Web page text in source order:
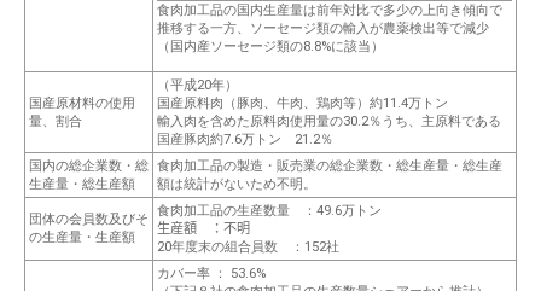
食肉加工品の国内生産量は前年対比で多少の上向き傾向で
推移する一方、ソーセージ類の輸入が農薬検出等で減少
（国内産ソーセージ類の8.8%に該当）
国産原材料の使用
量、割合
（平成20年）
国産原料肉（豚肉、牛肉、鶏肉等）約11.4万トン
輸入肉を含めた原料肉使用量の30.2％ うち、主原料である
国産豚肉約7.6万トン 21.2％
国内の総企業数・総
生産量・総生産額
食肉加工品の製造・販売業の総企業数・総生産量・総生産
額は統計がないため不明。
団体の会員数及びそ
の生産量・生産額
食肉加工品の生産数量 ：49.6万トン
生産額 ：不明
20年度末の組合員数 ：152社
カバー率 ： 53.6%